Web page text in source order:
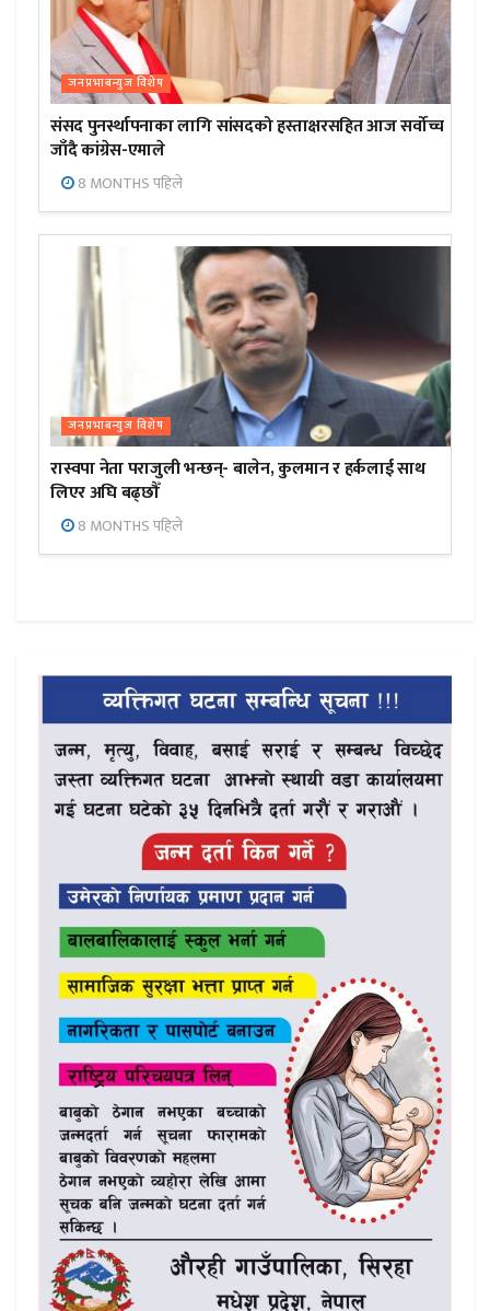
जनप्रभाबन्युज विशेष
संसद पुनर्स्थापनाका लागि सांसदको हस्ताक्षरसहित आज सर्वोच्च
जाँदै कांग्रेस-एमाले
8 MONTHS पहिले
जनप्रभाबन्युज विशेष
रास्वपा नेता पराजुली भन्छन्- बालेन, कुलमान र हर्कलाई साथ
लिएर अघि बढ्छौँ
8 MONTHS पहिले